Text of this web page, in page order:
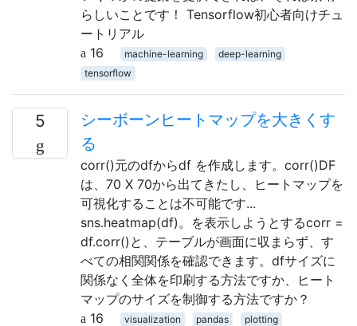
らしいことです！ Tensorflow初心者向けチュ
ートリアル
16
machine-learning
deep-learning
tensorflow
5
シーボーンヒートマップを大きくす
る
corr()元のdfからdf を作成します。corr()DF
は、70 X 70から出てきたし、ヒートマップを
可視化することは不可能です...
sns.heatmap(df)。を表示しようとするcorr =
df.corr()と、テーブルが画面に収まらず、す
べての相関関係を確認できます。dfサイズに
関係なく全体を印刷する方法ですか、ヒート
マップのサイズを制御する方法ですか？
16
visualization pandas
plotting